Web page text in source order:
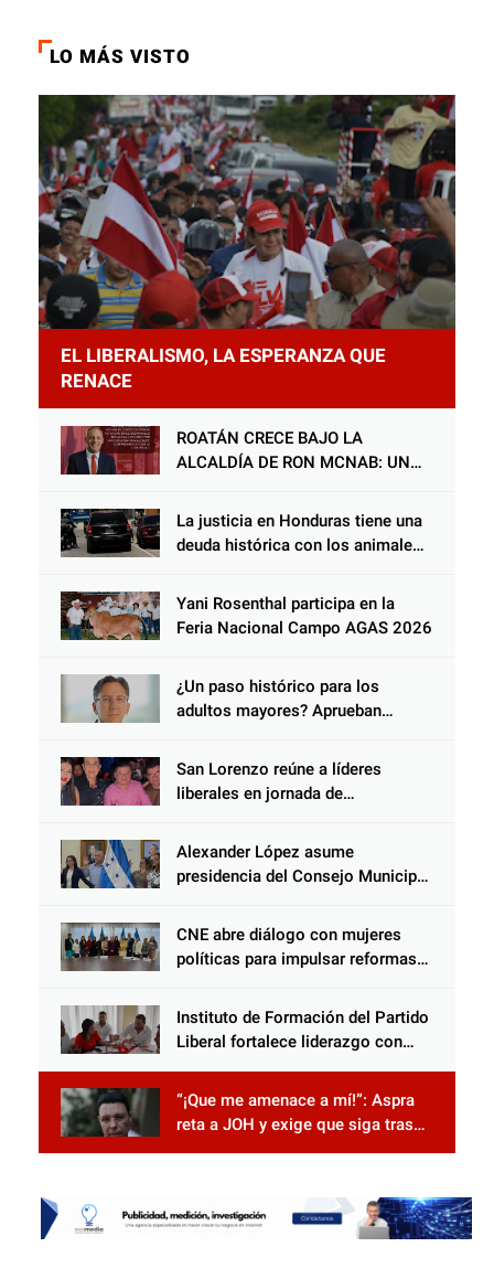
LO MÁS VISTO
EL LIBERALISMO, LA ESPERANZA QUE
RENACE
ROATÁN CRECE BAJO LA
ALCALDÍA DE RON MCNAB: UN
COMUNIDAD Y DEL PARTIDO
LIBERAL
La justicia en Honduras tiene una
deuda histórica con los animales,
peso de la ley al responsable de
Choloma es consolidar un Estado
que protege al verdugo y
Yani Rosenthal participa en la
Feria Nacional Campo AGAS 2026
¿Un paso histórico para los
adultos mayores? Aprueban
Salomón Nazar para fortalecer su
protección en Honduras
San Lorenzo reúne a líderes
liberales en jornada de
Alexander López asume
presidencia del Consejo Municipal
Censo Nacional 2026
CNE abre diálogo con mujeres
políticas para impulsar reformas
Instituto de Formación del Partido
Liberal fortalece liderazgo con
“¡Que me amenace a mí!”: Aspra
reta a JOH y exige que siga tras
las rejas